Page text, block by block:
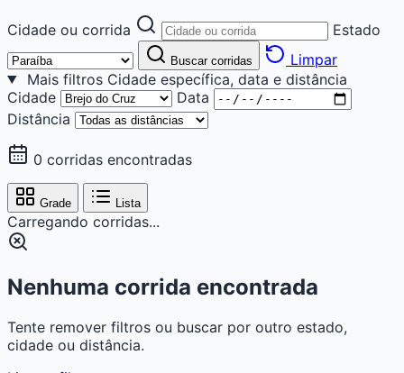
Cidade ou corrida Estado
Buscar corridas
Limpar
Mais filtros Cidade específica, data e distância
Cidade
Data
Distância
0 corridas encontradas
Grade Lista
Carregando corridas...
Nenhuma corrida encontrada
Tente remover filtros ou buscar por outro estado,
cidade ou distância.